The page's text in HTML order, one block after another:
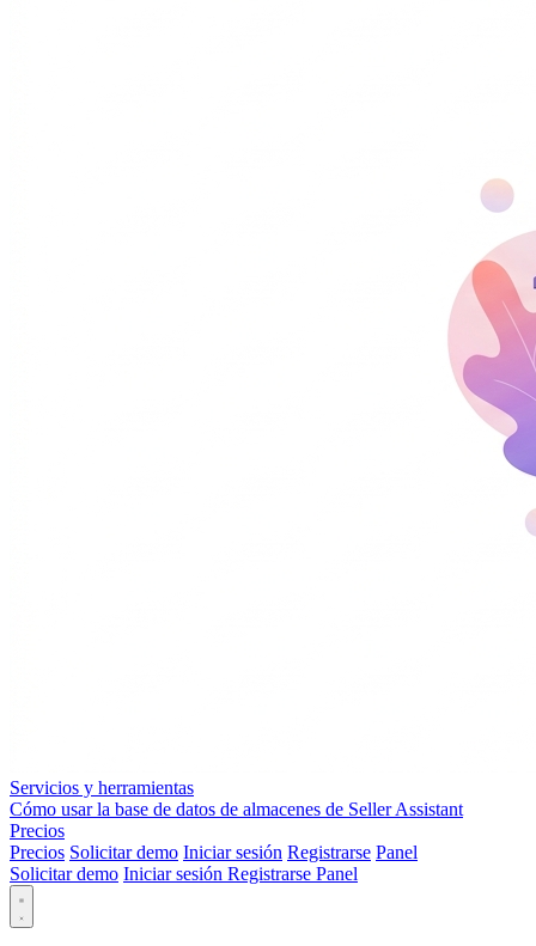
Servicios y herramientas
Cómo usar la base de datos de almacenes de Seller Assistant
Precios
Precios Solicitar demo Iniciar sesión Registrarse Panel
Solicitar demo Iniciar sesión Registrarse Panel